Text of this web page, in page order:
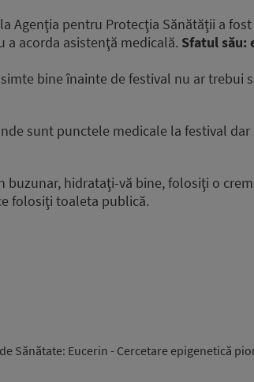
Agenţia pentru Protecţia Sănătăţii a
a acorda asistenţă medicală. Sfatul său:
bine înainte de festival nu ar trebui
sunt punctele medicale la festival
buzunar, hidrataţi-vă bine, folosiţi o
folosiţi toaleta publică.
Sănătate: Eucerin - Cercetare epigenetică